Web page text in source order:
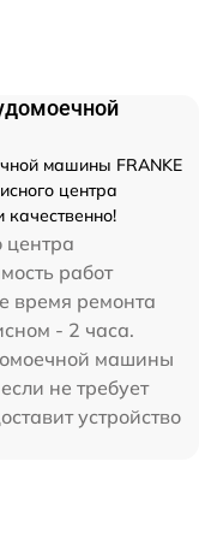
машины FRANKE
центра
центра
работ
время ремонта
- 2 часа.
машины
не требует
устройство